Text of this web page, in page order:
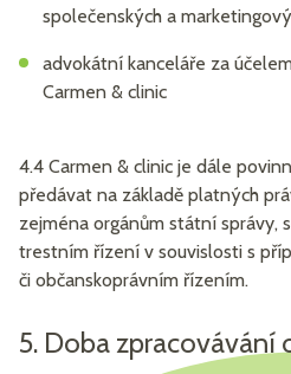
společenských a
advokátní kanceláře za
Carmen & clinic
4.4 Carmen & clinic je dále
předávat na základě platných
zejména orgánům státní správy,
trestním řízení v souvislosti s
či občanskoprávním řízením.
5. Doba zpracovávání